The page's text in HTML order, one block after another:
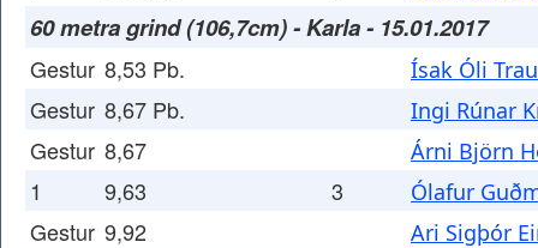
60 metra grind (106,7cm) - Karla - 15.01.2017
Gestur 8,53 Pb. Ísak Óli
Gestur 8,67 Pb. Ingi Rúnar
Gestur 8,67 Árni Björn
1 9,63 3 Ólafur
Gestur 9,92 Ari Sigþór